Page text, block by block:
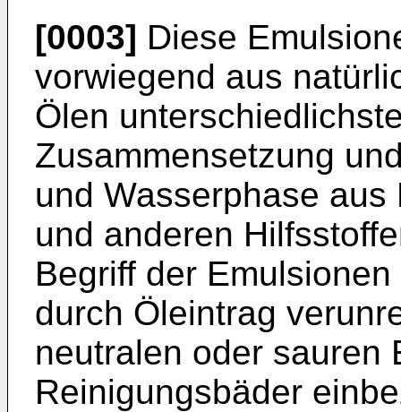
[0003] Diese
vorwiegend aus
Ölen
Zusammensetzung
und Wasserphase
und anderen
Begriff der
durch Öleintrag
neutralen oder sauren
Reinigungs­bäder